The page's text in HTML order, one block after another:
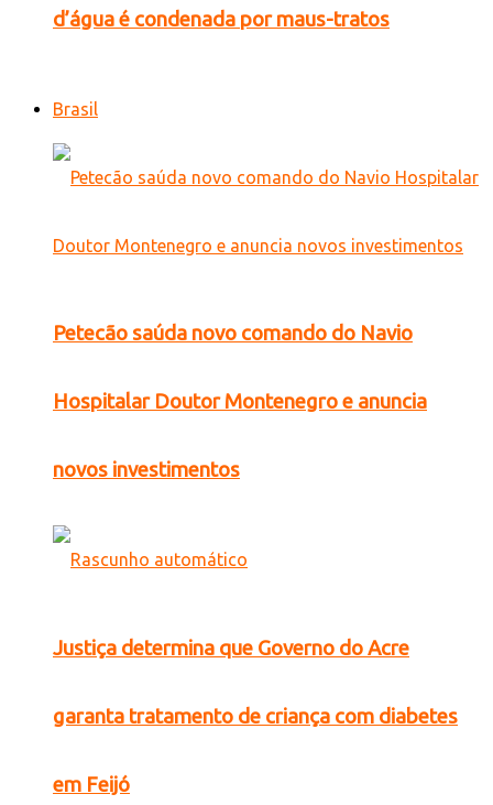
d’água é condenada por maus-tratos
Brasil
Petecão saúda novo comando do Navio
Hospitalar Doutor Montenegro e anuncia
novos investimentos
Justiça determina que Governo do Acre
garanta tratamento de criança com diabetes
em Feijó